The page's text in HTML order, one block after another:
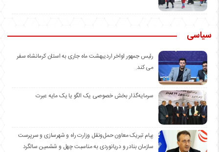
سیاسی
رئیس جمهور اواخر اردیبهشت ماه جاری به استان کرمانشاه سفر
می کند.
سرمایه‌گذار بخش خصوصی یک الگو یا یک مایه عبرت
️پیام تبریک معاون حمل‌ونقل وزارت راه و شهرسازی و سرپرست
سازمان بنادر و دریانوردی به مناسبت چهل و ششمین سالگرد